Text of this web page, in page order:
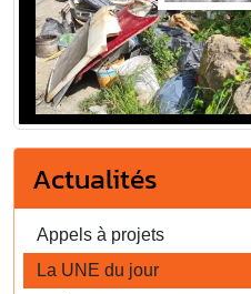
Actualités
Appels à projets
La UNE du jour